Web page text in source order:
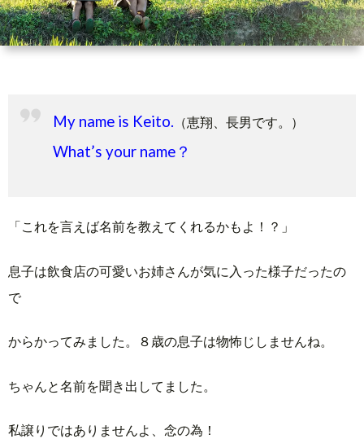
My name is Keito. （恵翔、長男です。）
What’s your name？
「これを言えば名前を教えてくれるかもよ！？」
息子は飲食店の可愛いお姉さんが気に入った様子だったの
で
からかってみました。８歳の息子は物怖じしませんね。
ちゃんと名前を聞き出してました。
私譲りではありませんよ、念の為！